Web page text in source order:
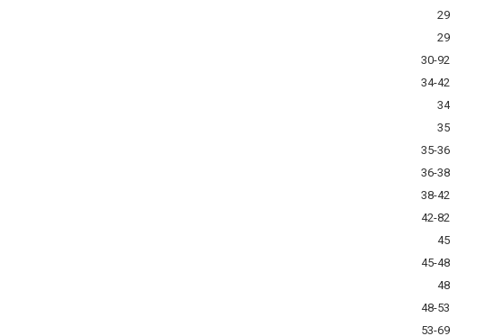
29
29
30-92
34-42
34
35
35-36
36-38
38-42
42-82
45
45-48
48
48-53
53-69